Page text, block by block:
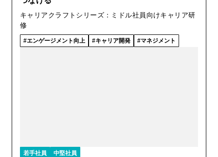
キャリアクラフトシリーズ：ミドル社員向けキャリア研
修
エンゲージメント向上 キャリア開発 マネジメント
若手社員 中堅社員